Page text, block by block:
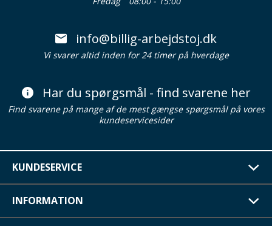
info@billig-arbejdstoj.dk
Vi svarer altid inden for 24 timer på hverdage
Har du spørgsmål - find svarene her
Find svarene på mange af de mest gængse spørgsmål på vores
kundeservicesider
KUNDESERVICE
INFORMATION